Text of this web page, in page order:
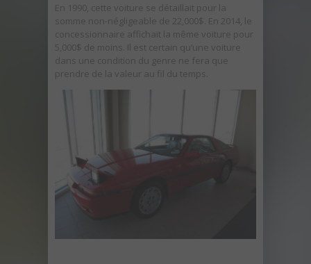
En 1990, cette voiture se détaillait pour la
somme non-négligeable de 22,000$. En 2014, le
concessionnaire affichait la même voiture pour
5,000$ de moins. Il est certain qu’une voiture
dans une condition du genre ne fera que
prendre de la valeur au fil du temps.